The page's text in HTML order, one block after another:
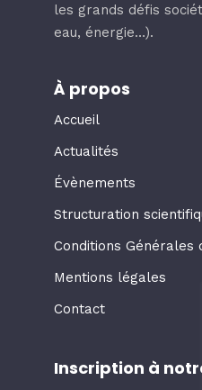
les grands défis
eau, énergie…).
À propos
Accueil
Actualités
Évènements
Structuration
Conditions Générales
Mentions légales
Contact
Inscription à